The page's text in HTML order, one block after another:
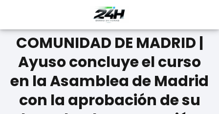
COMUNIDAD DE MADRID |
Ayuso concluye el curso
en la Asamblea de Madrid
con la aprobación de su